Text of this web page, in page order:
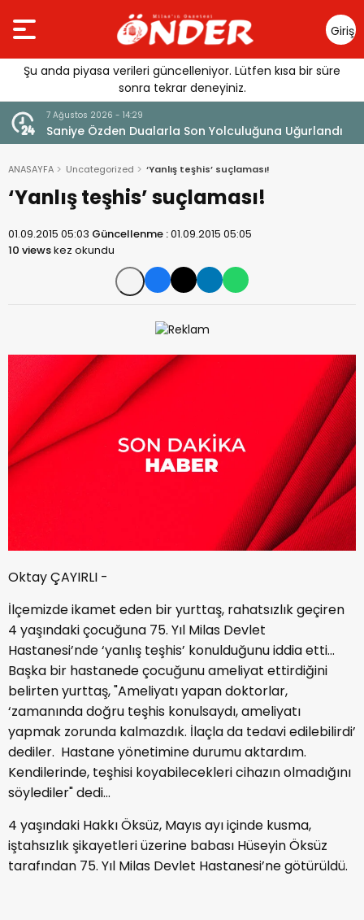
Giriş
Yap
Şu anda piyasa verileri güncelleniyor. Lütfen kısa bir süre
sonra tekrar deneyiniz.
7 Ağustos 2026 - 14:29
Saniye Özden Dualarla Son Yolculuğuna Uğurlandı
ANASAYFA Uncategorized ‘Yanlış teşhis’ suçlaması!
‘Yanlış teşhis’ suçlaması!
01.09.2015 05:03 Güncellenme :01.09.2015 05:05
10 viewskez okundu
Oktay ÇAYIRLI -
İlçemizde ikamet eden bir yurttaş, rahatsızlık geçiren
4 yaşındaki çocuğuna 75. Yıl Milas Devlet
Hastanesi’nde ‘yanlış teşhis’ konulduğunu iddia etti…
Başka bir hastanede çocuğunu ameliyat ettirdiğini
belirten yurttaş, "Ameliyatı yapan doktorlar,
‘zamanında doğru teşhis konulsaydı, ameliyatı
yapmak zorunda kalmazdık. İlaçla da tedavi edilebilirdi’
dediler. Hastane yönetimine durumu aktardım.
Kendilerinde, teşhisi koyabilecekleri cihazın olmadığını
söylediler" dedi…
4 yaşındaki Hakkı Öksüz, Mayıs ayı içinde kusma,
iştahsızlık şikayetleri üzerine babası Hüseyin Öksüz
tarafından 75. Yıl Milas Devlet Hastanesi’ne götürüldü.